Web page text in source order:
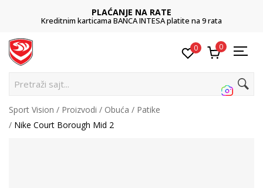
PLAĆANJE NA RATE
Kreditnim karticama BANCA INTESA platite na 9 rata
0 0
Pretraži sajt...
Sport Vision Proizvodi Obuća
Patike
Nike Court Borough Mid 2